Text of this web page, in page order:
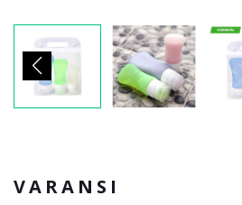
VARANSI